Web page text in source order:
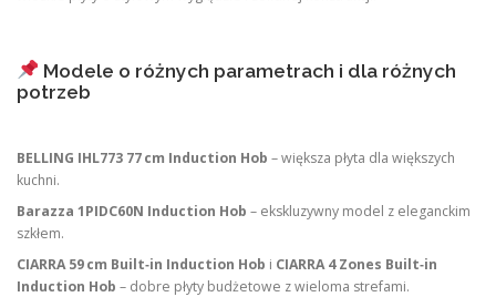
Modele o różnych parametrach i dla różnych
potrzeb
BELLING IHL773 77 cm Induction Hob – większa płyta dla większych
kuchni.
Barazza 1PIDC60N Induction Hob – ekskluzywny model z eleganckim
szkłem.
CIARRA 59 cm Built‑in Induction Hob i CIARRA 4 Zones Built‑in
Induction Hob – dobre płyty budżetowe z wieloma strefami.